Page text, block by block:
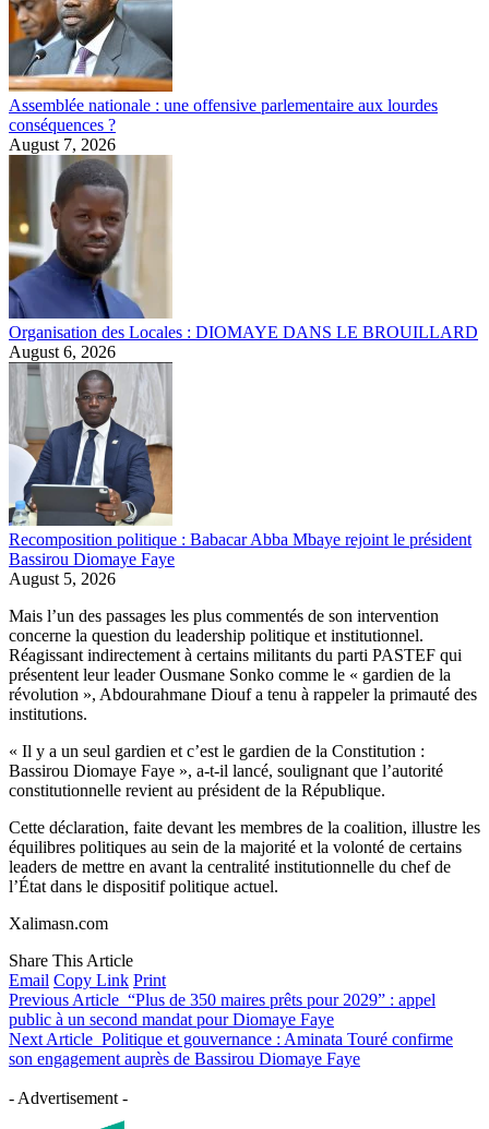
Assemblée nationale : une offensive parlementaire aux lourdes
conséquences ?
August 7, 2026
Organisation des Locales : DIOMAYE DANS LE BROUILLARD
August 6, 2026
Recomposition politique : Babacar Abba Mbaye rejoint le président
Bassirou Diomaye Faye
August 5, 2026
Mais l’un des passages les plus commentés de son intervention
concerne la question du leadership politique et institutionnel.
Réagissant indirectement à certains militants du parti PASTEF qui
présentent leur leader Ousmane Sonko comme le « gardien de la
révolution », Abdourahmane Diouf a tenu à rappeler la primauté des
institutions.
« Il y a un seul gardien et c’est le gardien de la Constitution :
Bassirou Diomaye Faye », a-t-il lancé, soulignant que l’autorité
constitutionnelle revient au président de la République.
Cette déclaration, faite devant les membres de la coalition, illustre les
équilibres politiques au sein de la majorité et la volonté de certains
leaders de mettre en avant la centralité institutionnelle du chef de
l’État dans le dispositif politique actuel.
Xalimasn.com
Share This Article
Email Copy Link Print
Previous Article “Plus de 350 maires prêts pour 2029” : appel
public à un second mandat pour Diomaye Faye
Next Article Politique et gouvernance : Aminata Touré confirme
son engagement auprès de Bassirou Diomaye Faye
- Advertisement -